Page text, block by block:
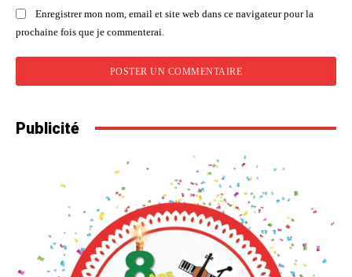
Enregistrer mon nom, email et site web dans ce navigateur pour la
prochaine fois que je commenterai.
Publicité